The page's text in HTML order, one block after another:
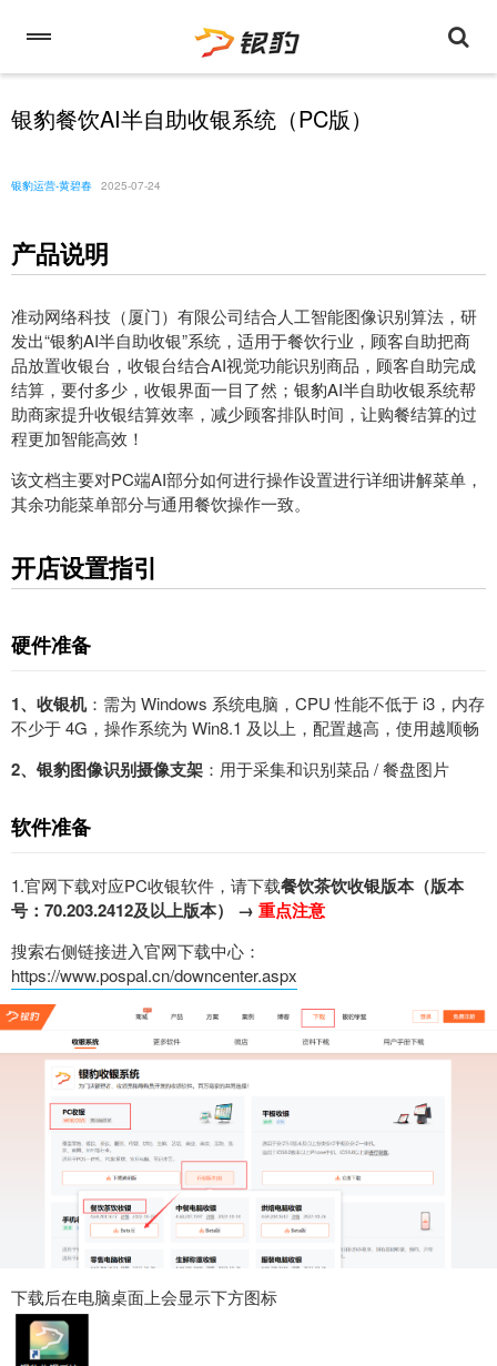
银豹餐饮AI半自助收银系统（PC版）
银豹运营-黄碧春 2025-07-24
产品说明
准动网络科技（厦门）有限公司结合人工智能图像识别算法，研
发出“银豹AI半自助收银”系统， 适用于餐饮行业， 顾客自助把商
品放置收银台，收银台结合AI视觉功能识别商品，顾客自助完成
结算，要付多少，收银界面一目了然；银豹AI半自助收银系统帮
助商家提升收银结算效率，减少顾客排队时间，让购餐结算的过
程更加智能高效！
该文档主要对PC端AI部分如何进行操作设置进行详细讲解菜单 ，
其余功能菜单部分与通用餐饮操作一致。
开店设置指引
硬件准备
1、收银机：需为 Windows 系统电脑， CPU 性能不低于 i3，内存
不少于 4G，操作系统为 Win8.1 及以上，配置越高，使用越顺畅
2、银豹图像识别摄像支架 ：用于采集和识别菜品 / 餐盘图片
软件准备
1.官网下载对应PC收银软件，请下载餐饮茶饮收银版本（版本
号： 70.203.2412及以上版本） → 重点注意
搜索右侧链接进入官网下载中心：
https://www.pospal.cn/downcenter.aspx
下载后在电脑桌面上会显示下方图标